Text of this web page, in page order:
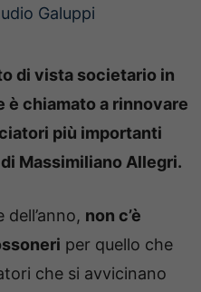
Galuppi
di vista societario in
è chiamato a rinnovare
più importanti
Massimiliano Allegri.
non c’è
per quello che
che si avvicinano